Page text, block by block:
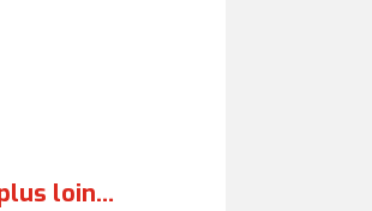
loin…